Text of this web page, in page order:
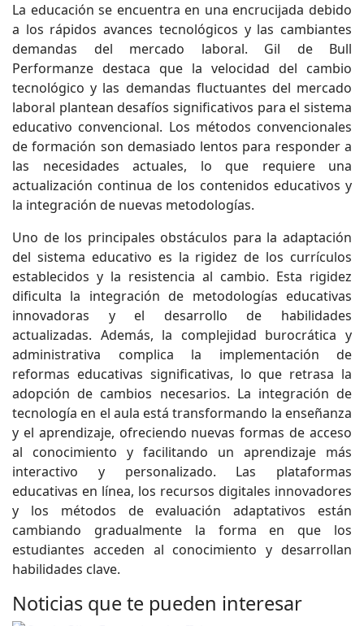
La educación se encuentra en una encrucijada debido
a los rápidos avances tecnológicos y las cambiantes
demandas del mercado laboral. Gil de Bull
Performanze destaca que la velocidad del cambio
tecnológico y las demandas fluctuantes del mercado
laboral plantean desafíos significativos para el sistema
educativo convencional. Los métodos convencionales
de formación son demasiado lentos para responder a
las necesidades actuales, lo que requiere una
actualización continua de los contenidos educativos y
la integración de nuevas metodologías.
Uno de los principales obstáculos para la adaptación
del sistema educativo es la rigidez de los currículos
establecidos y la resistencia al cambio. Esta rigidez
dificulta la integración de metodologías educativas
innovadoras y el desarrollo de habilidades
actualizadas. Además, la complejidad burocrática y
administrativa complica la implementación de
reformas educativas significativas, lo que retrasa la
adopción de cambios necesarios. La integración de
tecnología en el aula está transformando la enseñanza
y el aprendizaje, ofreciendo nuevas formas de acceso
al conocimiento y facilitando un aprendizaje más
interactivo y personalizado. Las plataformas
educativas en línea, los recursos digitales innovadores
y los métodos de evaluación adaptativos están
cambiando gradualmente la forma en que los
estudiantes acceden al conocimiento y desarrollan
habilidades clave.
Noticias que te pueden interesar